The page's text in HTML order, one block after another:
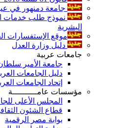
جامعة دمنهور في
نموذج طلب خدمات
البشرية
موقع الإستفسارات
دليل وزارة العدل
جامعات عربية
جامعة الأمير
دليل الجامعات
إتحاد الجامعات
مؤسسات عامــــــــــة
المجلس الأعلى
قطاع الشئون
بوابة مصر الرقمية